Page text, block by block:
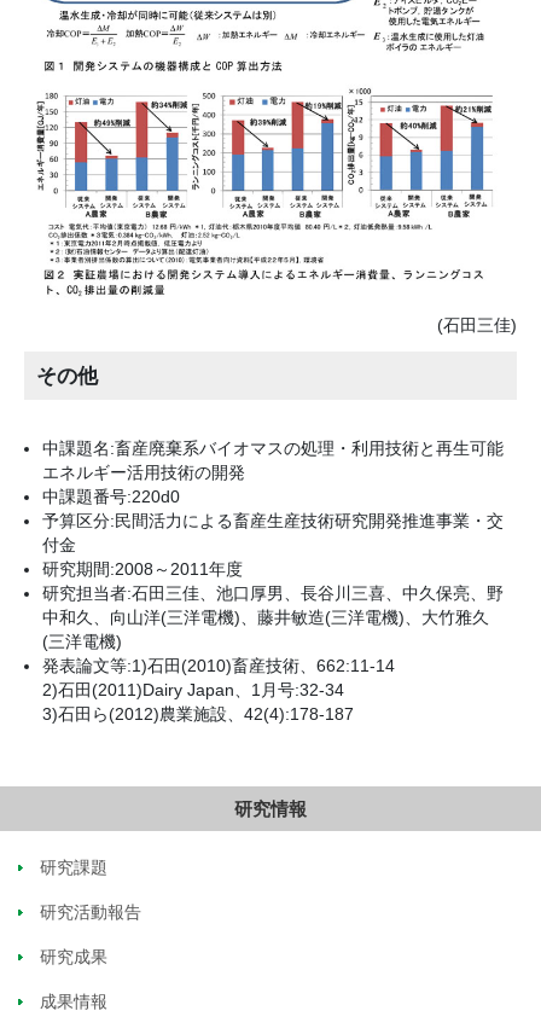
(石田三佳)
その他
中課題名:畜産廃棄系バイオマスの処理・利用技術と再生可能
エネルギー活用技術の開発
中課題番号:220d0
予算区分:民間活力による畜産生産技術研究開発推進事業・交
付金
研究期間:2008～2011年度
研究担当者:石田三佳、池口厚男、長谷川三喜、中久保亮、野
中和久、向山洋(三洋電機)、藤井敏造(三洋電機)、大竹雅久
(三洋電機)
発表論文等:1)石田(2010)畜産技術、662:11-14
2)石田(2011)Dairy Japan、1月号:32-34
3)石田ら(2012)農業施設、42(4):178-187
研究情報
研究課題
研究活動報告
研究成果
成果情報